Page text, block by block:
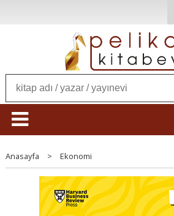
Anasayfa > Ekonomi